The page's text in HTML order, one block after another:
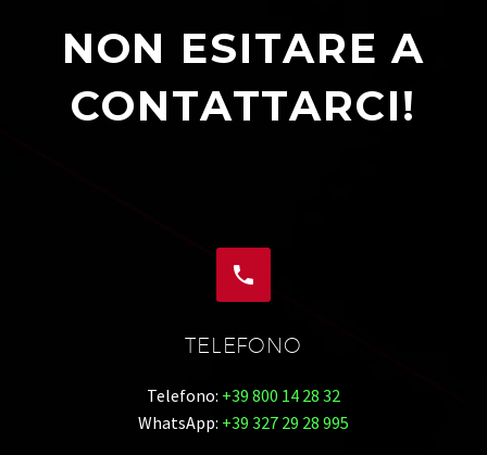
NON ESITARE A
CONTATTARCI!


TELEFONO
Telefono: +39 800 14 28 32
WhatsApp: +39 327 29 28 995